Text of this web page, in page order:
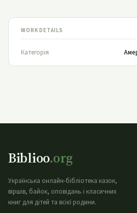
WORK DETAILS
Категорія
Biblioo.org
Українська онлайн-бібліотека казок,
віршів, байок, оповідань і класичних
книг для дітей та всієї родини.